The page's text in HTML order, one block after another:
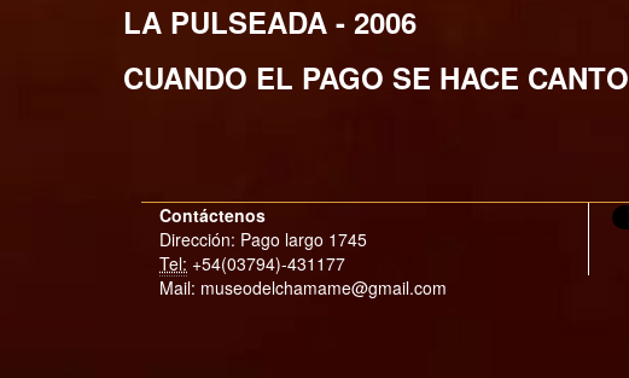
LA PULSEADA - 2006
CUANDO EL PAGO SE HACE CANTO
Contáctenos
Dirección: Pago largo 1745
Tel: +54(03794)-431177
Mail: museodelchamame@gmail.com